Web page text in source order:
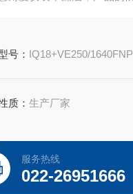
号： IQ18+VE250/1640FNP
质：生产厂家
服务热线
022-26951666